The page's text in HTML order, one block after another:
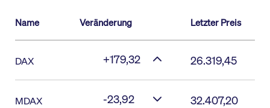
Name Veränderung Letzter Preis
DAX +179,32 26.319,45
MDAX -23,92 32.407,20